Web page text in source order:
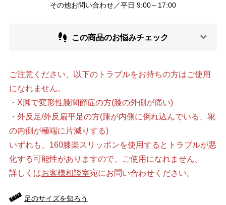
その他お問い合わせ／平日 9:00～17:00
この商品のお悩みチェック
ご注意ください、以下のトラブルをお持ちの方はご使用
になれません。
・X脚で変形性膝関節症の方(膝の外側が痛い)
・外反足/外反扁平足の方(踵が内側に倒れ込んでいる、靴
の内側が極端に片減りする)
いずれも、160膝楽スリッポンを使用するとトラブルが悪
化する可能性がありますので、ご使用になれません。
詳しくはお客様相談室宛にお問い合わせください。
足のサイズを知ろう